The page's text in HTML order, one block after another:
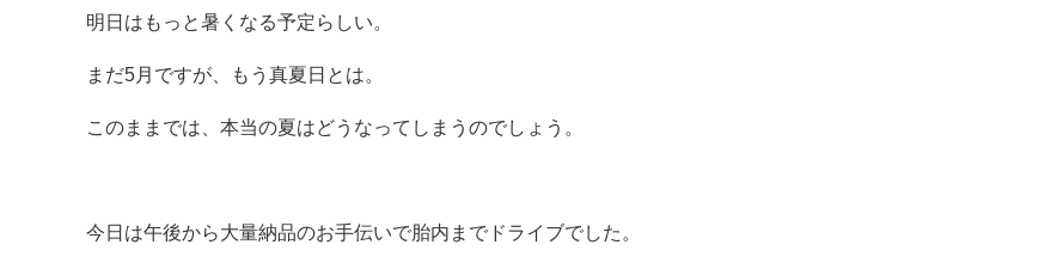
明日はもっと暑くなる予定らしい。
まだ5月ですが、もう真夏日とは。
このままでは、本当の夏はどうなってしまうのでしょう。
今日は午後から大量納品のお手伝いで胎内までドライブでした。